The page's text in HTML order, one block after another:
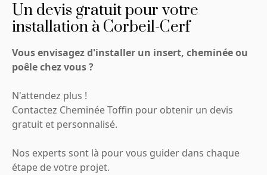
Un devis gratuit pour votre
installation à Corbeil-Cerf
Vous envisagez d'installer un insert, cheminée ou
poêle chez vous ?
N'attendez plus !
Contactez Cheminée Toffin pour obtenir un devis
gratuit et personnalisé.
Nos experts sont là pour vous guider dans chaque
étape de votre projet.